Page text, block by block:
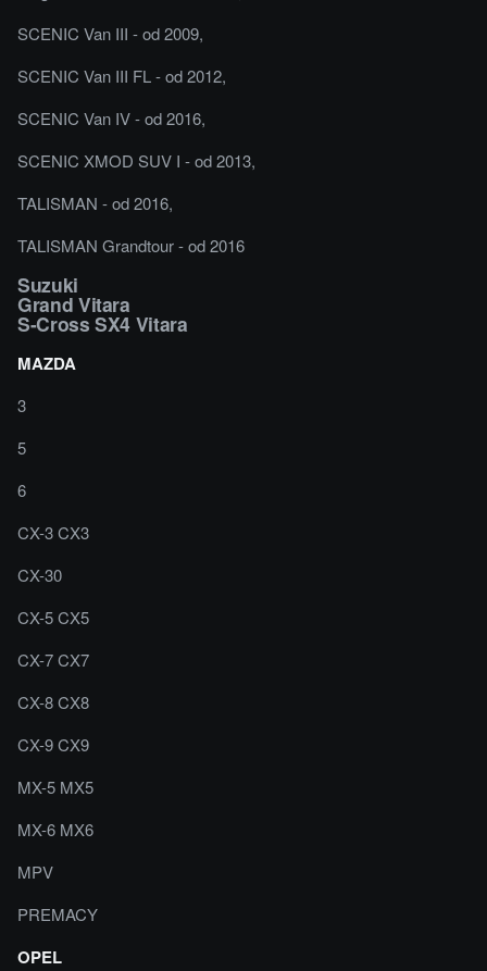
SCENIC Van III - od 2009,
SCENIC Van III FL - od 2012,
SCENIC Van IV - od 2016,
SCENIC XMOD SUV I - od 2013,
TALISMAN - od 2016,
TALISMAN Grandtour - od 2016
Suzuki
Grand Vitara
S-Cross SX4 Vitara
MAZDA
3
5
6
CX-3 CX3
CX-30
CX-5 CX5
CX-7 CX7
CX-8 CX8
CX-9 CX9
MX-5 MX5
MX-6 MX6
MPV
PREMACY
OPEL